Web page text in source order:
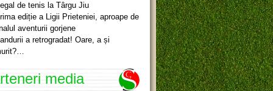
de tenis la Târgu Jiu
ediție a Ligii Prieteniei, aproape de
aventurii gorjene
a retrogradat! Oare, a și
media